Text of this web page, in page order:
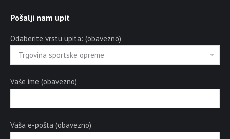
Pošalji nam upit
Odaberite vrstu upita: (obavezno)
Vaše ime (obavezno)
Vaša e-pošta (obavezno)